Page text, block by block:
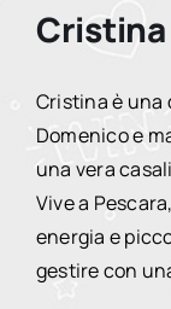
Cristina
Cristina è una
Domenico e
una vera
Vive a
energia e
gestire con